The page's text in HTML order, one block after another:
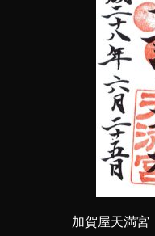
加賀屋天満